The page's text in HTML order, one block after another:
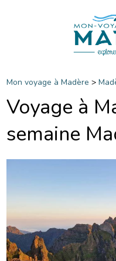
Mon voyage à Madère >
Voyage à
semaine
Panneau de gestion des